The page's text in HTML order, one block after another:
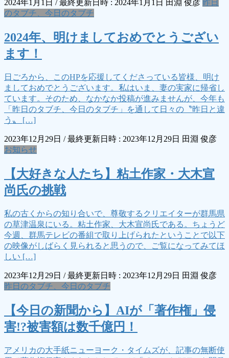
2024年1月1日 / 最終更新日時 : 2024年1月1日 田淵 俊彦 昨日
のタブチ、今日のタブチ
2024年、明けましておめでとうござい
ます！
日ごろから、このHPを応援してくださっている皆様、明け
ましておめでとうございます。私はいま、妻の実家に帰省し
ています。そのため、なかなか投稿が進みませんが、今年も
「昨日のタブチ、今日のタブチ」を通して日々の〝昨日と違
う〟 […]
2023年12月29日 / 最終更新日時 : 2023年12月29日 田淵 俊彦
お知らせ
【大好きな人たち】粘土作家・大木宣
尚氏の挑戦
私の古くからの知り合いで、尊敬するクリエイターが群馬県
の草津温泉にいる。粘土作家、大木宣尚氏である。ちょうど
今週、群馬テレビの番組で取り上げられたということで以下
の映像がしばらく見られると思うので、ご覧になってみてほ
しい […]
2023年12月29日 / 最終更新日時 : 2023年12月29日 田淵 俊彦
昨日のタブチ、今日のタブチ
【今日の新聞から】AIが「著作権」侵
害!?被害額は数千億円！
アメリカの大手紙ニューヨーク・タイムズが、記事の無断使